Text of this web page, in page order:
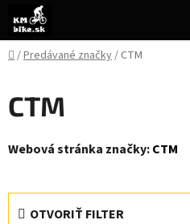
obsah
Domov
/Predávané značky/ CTM
CTM
Webová stránka značky:CTM
OTVORIŤ FILTER